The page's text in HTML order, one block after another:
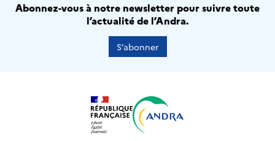
Abonnez-vous à notre newsletter pour suivre toute
l’actualité de l’Andra.
S’abonner